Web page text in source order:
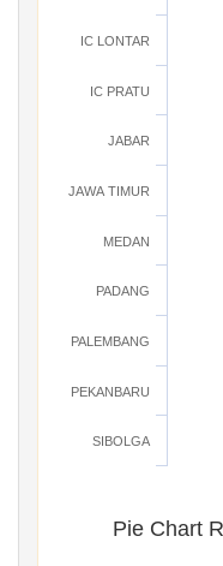
IC LONTAR
IC PRATU
JABAR
JAWA TIMUR
MEDAN
PADANG
PALEMBANG
PEKANBARU
SIBOLGA
Pie Chart